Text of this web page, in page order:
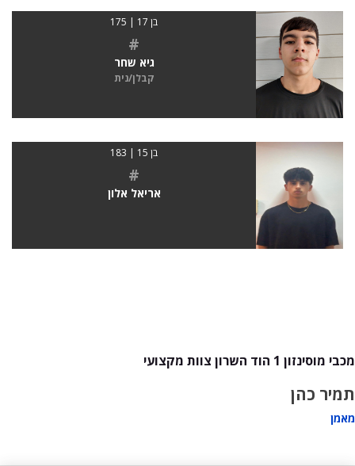
בן 17 | 175
#
גיא שחר
קבלן/נית
בן 15 | 183
#
אריאל אלון
מכבי מוסינזון 1 הוד השרון צוות מקצועי
תמיר כהן
מאמן